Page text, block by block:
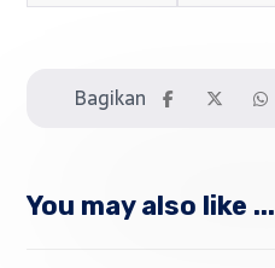
You may also like ...